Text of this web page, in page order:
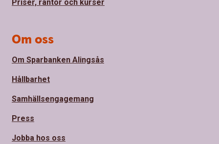
Priser, räntor och kurser
Om oss
Om Sparbanken Alingsås
Hållbarhet
Samhällsengagemang
Press
Jobba hos oss